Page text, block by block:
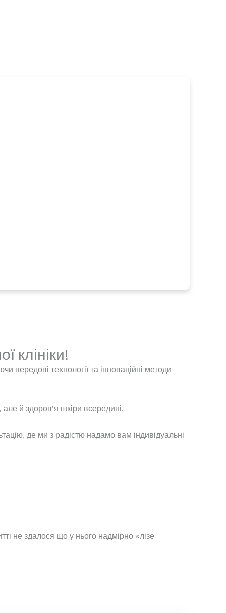
клініки!
передові технології та інноваційні методи
й здоров’я шкіри всередині.
де ми з радістю надамо вам індивідуальні
не здалося що у нього надмірно «лізе